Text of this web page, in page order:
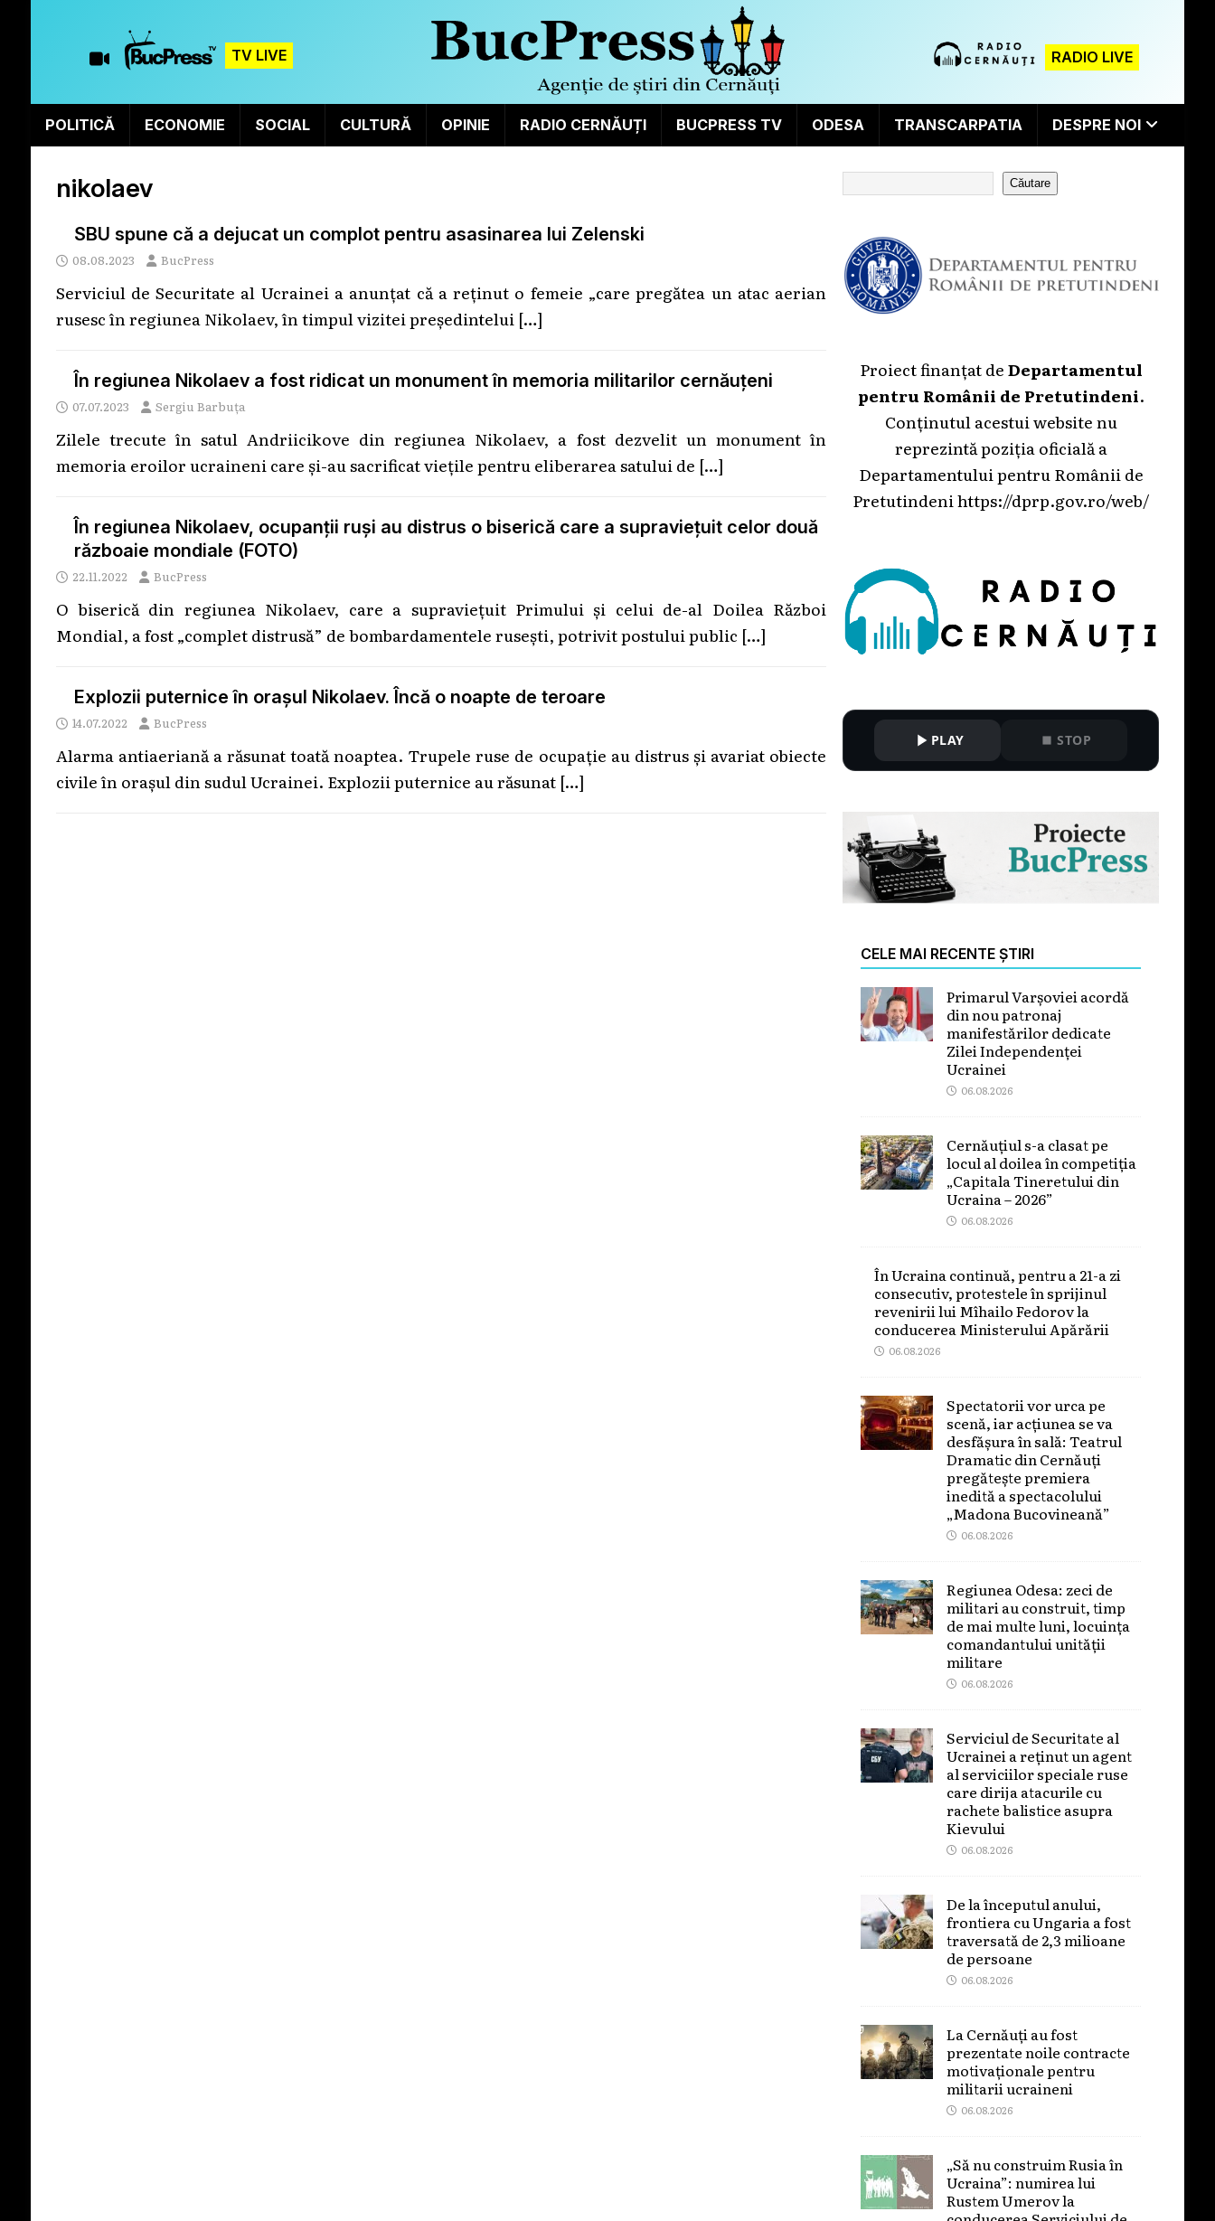
TV LIVE RADIO LIVE
POLITICĂ ECONOMIE SOCIAL CULTURĂ OPINIE RADIO CERNĂUȚI BUCPRESS TV ODESA TRANSCARPATIA DESPRE NOI
nikolaev
SBU spune că a dejucat un complot pentru asasinarea lui Zelenski
08.08.2023 BucPress
Serviciul de Securitate al Ucrainei a anunțat că a reținut o femeie „care pregătea un atac aerian
rusesc în regiunea Nikolaev, în timpul vizitei președintelui […]
În regiunea Nikolaev a fost ridicat un monument în memoria militarilor cernăuțeni
07.07.2023 Sergiu Barbuța
Zilele trecute în satul Andriicikove din regiunea Nikolaev, a fost dezvelit un monument în
memoria eroilor ucraineni care și-au sacrificat viețile pentru eliberarea satului de […]
În regiunea Nikolaev, ocupanții ruși au distrus o biserică care a supraviețuit celor două
războaie mondiale (FOTO)
22.11.2022 BucPress
O biserică din regiunea Nikolaev, care a supraviețuit Primului și celui de-al Doilea Război
Mondial, a fost „complet distrusă” de bombardamentele rusești, potrivit postului public […]
Explozii puternice în orașul Nikolaev. Încă o noapte de teroare
14.07.2022 BucPress
Alarma antiaeriană a răsunat toată noaptea. Trupele ruse de ocupație au distrus și avariat obiecte
civile în orașul din sudul Ucrainei. Explozii puternice au răsunat […]
Căutare
Proiect finanțat deDepartamentul
pentru Românii de Pretutindeni.
Conținutul acestui website nu
reprezintă poziția oficială a
Departamentului pentru Românii de
Pretutindenihttps://dprp.gov.ro/web/
PLAY STOP
CELE MAI RECENTE ȘTIRI
Primarul Varșoviei acordă
din nou patronaj
manifestărilor dedicate
Zilei Independenței
Ucrainei
06.08.2026
Cernăuțiul s-a clasat pe
locul al doilea în competiția
„Capitala Tineretului din
Ucraina – 2026”
06.08.2026
În Ucraina continuă, pentru a 21-a zi
consecutiv, protestele în sprijinul
revenirii lui Mîhailo Fedorov la
conducerea Ministerului Apărării
06.08.2026
Spectatorii vor urca pe
scenă, iar acțiunea se va
desfășura în sală: Teatrul
Dramatic din Cernăuți
pregătește premiera
inedită a spectacolului
„Madona Bucovineană”
06.08.2026
Regiunea Odesa: zeci de
militari au construit, timp
de mai multe luni, locuința
comandantului unității
militare
06.08.2026
Serviciul de Securitate al
Ucrainei a reținut un agent
al serviciilor speciale ruse
care dirija atacurile cu
rachete balistice asupra
Kievului
06.08.2026
De la începutul anului,
frontiera cu Ungaria a fost
traversată de 2,3 milioane
de persoane
06.08.2026
La Cernăuți au fost
prezentate noile contracte
motivaționale pentru
militarii ucraineni
06.08.2026
„Să nu construim Rusia în
Ucraina”: numirea lui
Rustem Umerov la